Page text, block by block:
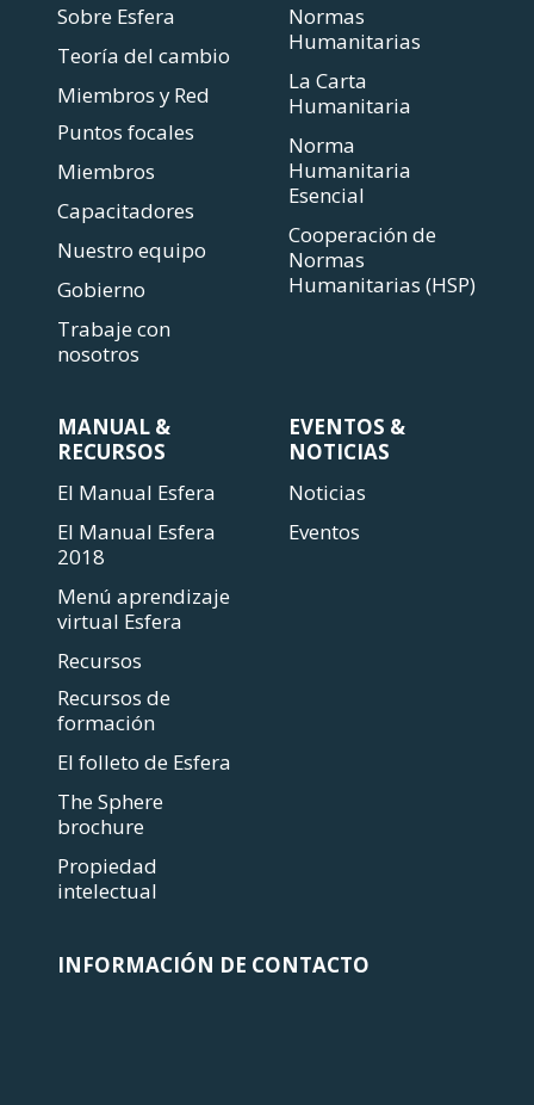
Sobre Esfera
Teoría del cambio
Miembros y Red
Puntos focales
Miembros
Capacitadores
Nuestro equipo
Gobierno
Trabaje con
nosotros
Normas
Humanitarias
La Carta
Humanitaria
Norma
Humanitaria
Esencial
Cooperación de
Normas
Humanitarias (HSP)
MANUAL &
RECURSOS
El Manual Esfera
El Manual Esfera
2018
Menú aprendizaje
virtual Esfera
Recursos
Recursos de
formación
El folleto de Esfera
The Sphere
brochure
Propiedad
intelectual
EVENTOS &
NOTICIAS
Noticias
Eventos
INFORMACIÓN DE CONTACTO